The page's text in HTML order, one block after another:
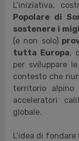
L’iniziativa,
Popolare di
sostenere i
(e non solo)
tutta Europa,
per sviluppare
contesto che
territorio
acceleratori
globale.
L’idea di